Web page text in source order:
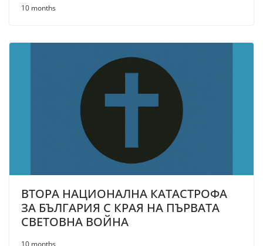
10 months
ВТОРА НАЦИОНАЛНА КАТАСТРОФА
ЗА БЪЛГАРИЯ С КРАЯ НА ПЪРВАТА
СВЕТОВНА ВОЙНА
10 months